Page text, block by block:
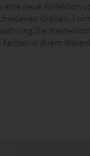
eine neue Kollektion
Größen,
Farben in Ihrem